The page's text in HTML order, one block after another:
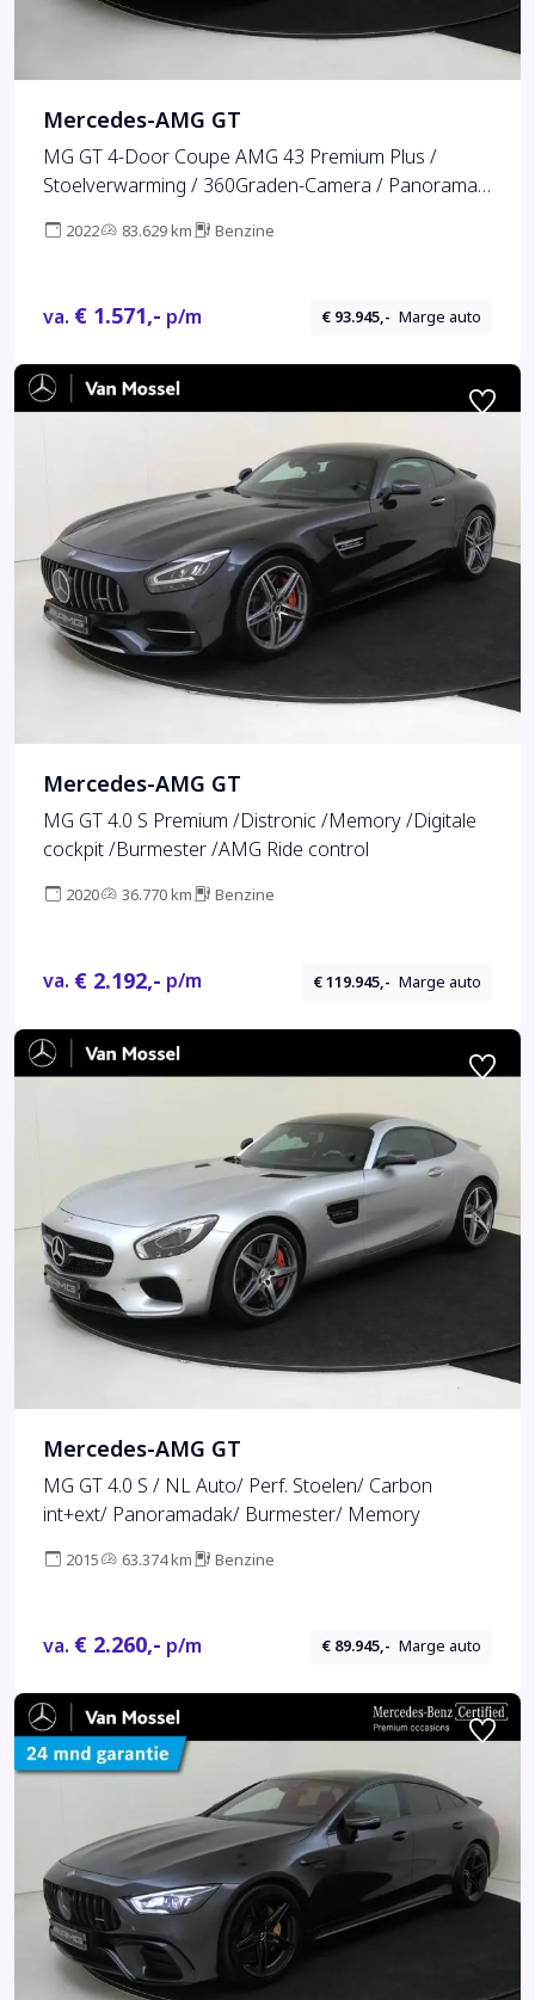
Mercedes-AMG GT
MG GT 4-Door Coupe AMG 43 Premium Plus /
Stoelverwarming / 360Graden-Camera / Panorama-
Stoelventilatie /
2022 83.629 km Benzine
va. € 1.571,- p/m € 93.945,- Marge auto
Mercedes-AMG GT
MG GT 4.0 S Premium /Distronic /Memory /Digitale
cockpit /Burmester /AMG Ride control
2020 36.770 km Benzine
va. € 2.192,- p/m € 119.945,- Marge auto
Mercedes-AMG GT
MG GT 4.0 S / NL Auto/ Perf. Stoelen/ Carbon
int+ext/ Panoramadak/ Burmester/ Memory
2015 63.374 km Benzine
va. € 2.260,- p/m € 89.945,- Marge auto